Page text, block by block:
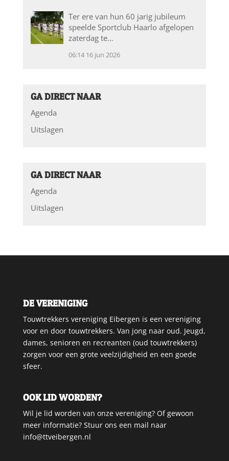
Ter ere van hun 60 jarig jubileum
speelde Sportclub Haarlo afgelopen
zaterdag te…
06:14 16 jun 2026
GA DIRECT NAAR
Agenda
Uitslagen
GA DIRECT NAAR
Agenda
Uitslagen
DE VERENIGING
Touwtrekkers vereniging Eibergen is een vereniging
voor en door touwtrekkers. Van jong naar oud. Jeugd,
dames, senioren en recreanten (oud touwtrekkers)
zorgen voor een grote veelzijdigheid en een goede
sfeer.
OOK LID WORDEN?
Wil je lid worden van onze vereniging? Of gewoon
meer informatie? Stuur ons een mail naar
info@ttveibergen.nl